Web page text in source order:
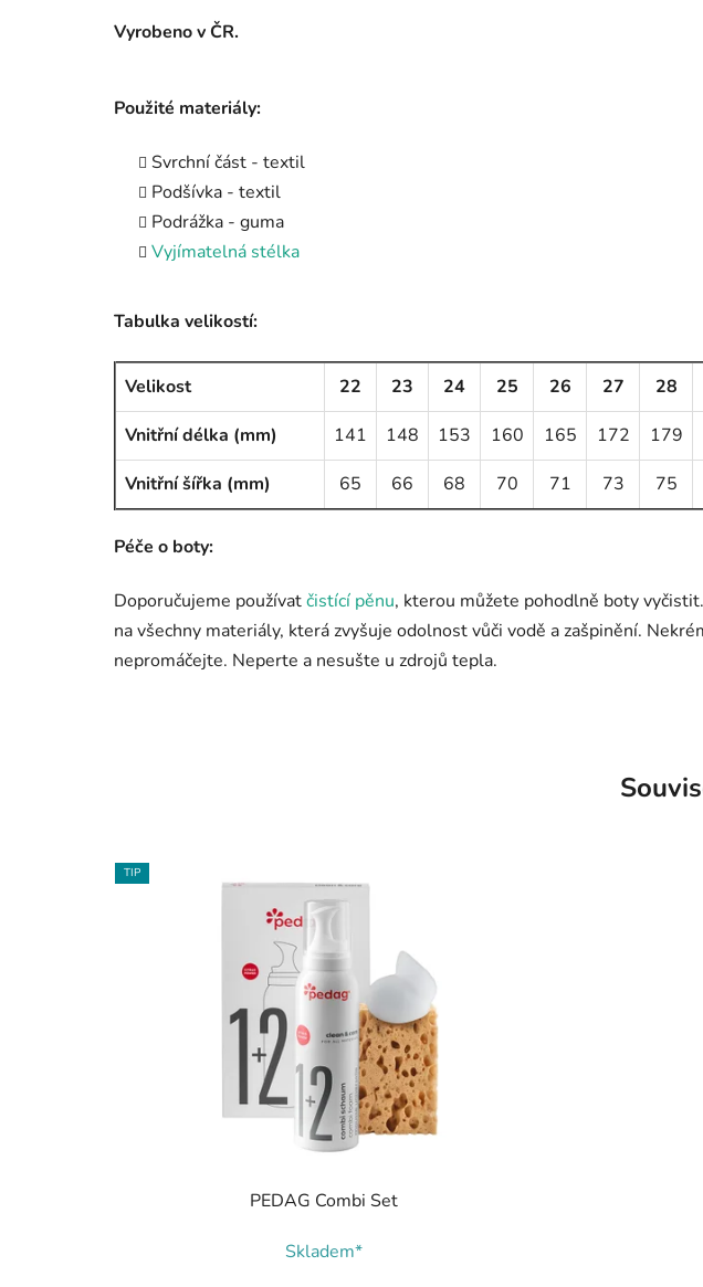
Vyrobeno v ČR.
Použité materiály:
Svrchní část - textil
Podšívka - textil
Podrážka - guma
Vyjímatelná stélka
Tabulka velikostí:
Velikost 22 23 24 25 26 27 28
Vnitřní délka (mm)
141 148 153 160 165 172 179
Vnitřní šířka (mm)
65 66 68 70 71 73 75
Péče o boty:
Doporučujeme používatčistící pěnu, kterou můžete pohodlně boty
na všechny materiály, která zvyšuje odolnost vůči vodě a zašpinění.
nepromáčejte. Neperte a nesušte u zdrojů tepla.
TIP
PEDAG Combi Set
Skladem*